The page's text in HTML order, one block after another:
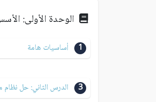
الوحدة الأولى:
1 أساسيات هامة
3 الدرس الثاني: حل نظام